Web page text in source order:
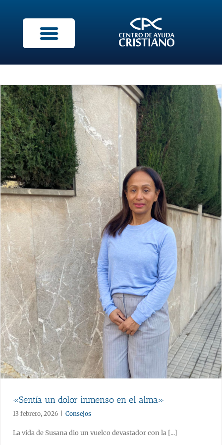
«Sentía un dolor inmenso en el alma»
13 febrero, 2026 Consejos
La vida de Susana dio un vuelco devastador con la [...]